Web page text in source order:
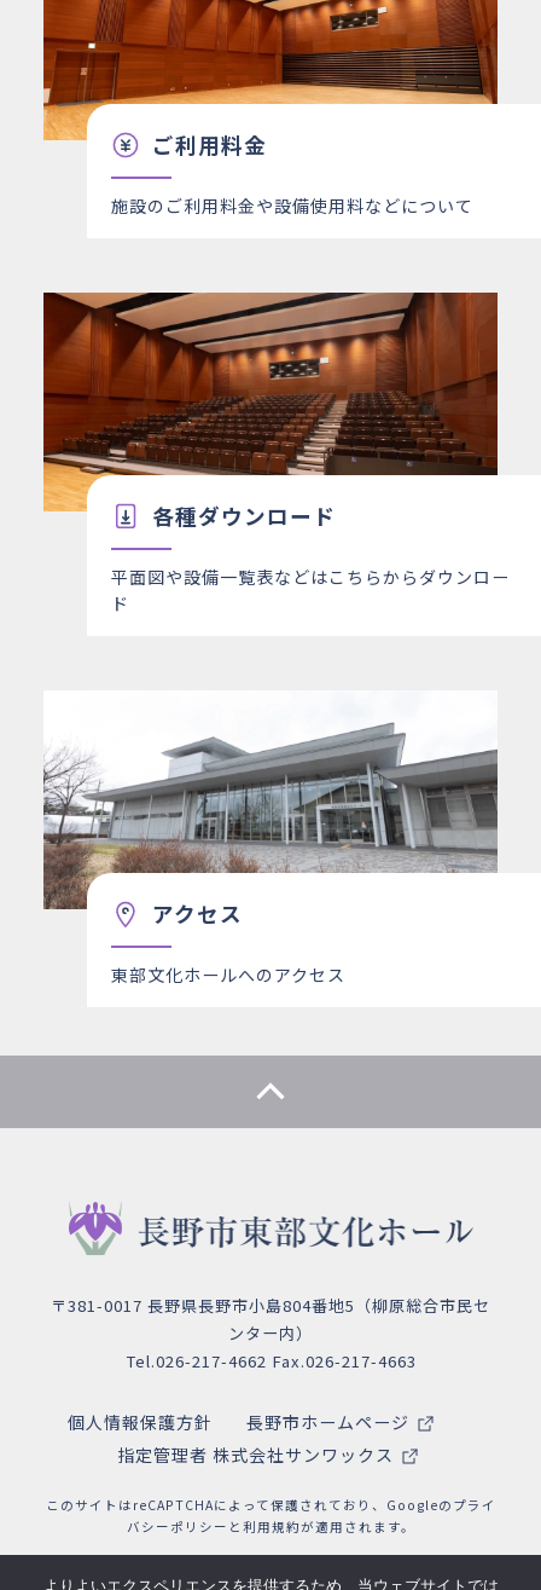
ご利用料金
施設のご利用料金や設備使用料などについて
各種ダウンロード
平面図や設備一覧表などはこちらからダウンロー
ド
アクセス
東部文化ホールへのアクセス
〒381-0017 長野県長野市小島804番地5（柳原総合市民セ
ンター内）
Tel.026-217-4662 Fax.026-217-4663
個人情報保護方針
長野市ホームページ
指定管理者 株式会社サンワックス
このサイトはreCAPTCHAによって保護されており、Googleの プライ
バシーポリシー と 利用規約が適用されます。
よりよいエクスペリエンスを提供するため、当ウェブサイトでは